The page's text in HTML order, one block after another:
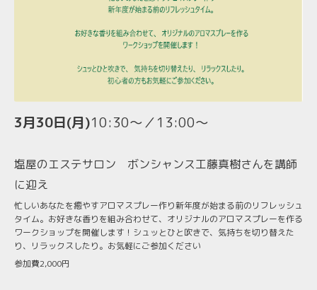
3月30日(月)10:30〜／13:00〜
塩屋のエステサロン ボンシャンス工藤真樹さんを講師
に迎え
忙しいあなたを癒やすアロマスプレー作り新年度が始まる前のリフレッシュ
タイム。お好きな香りを組み合わせて、オリジナルのアロマスプレーを作る
ワークショップを開催します！シュッとひと吹きで、気持ちを切り替えた
り、リラックスしたり。お気軽にご参加ください
参加費2,000円